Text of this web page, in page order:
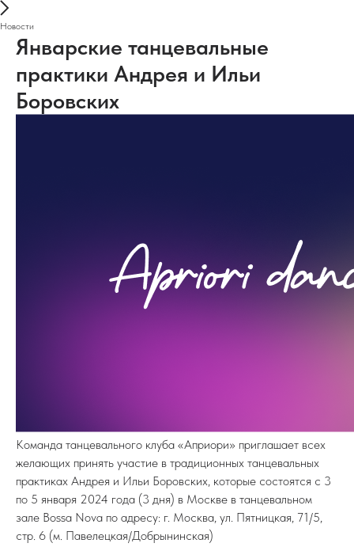
Новости
Январские танцевальные
практики Андрея и Ильи
Боровских
Команда танцевального клуба «Априори» приглашает всех
желающих принять участие в традиционных танцевальных
практиках Андрея и Ильи Боровских, которые состоятся с 3
по 5 января 2024 года (3 дня) в Москве в танцевальном
зале Bossa Nova по адресу: г. Москва, ул. Пятницкая, 71/5,
стр. 6 (м. Павелецкая/Добрынинская)